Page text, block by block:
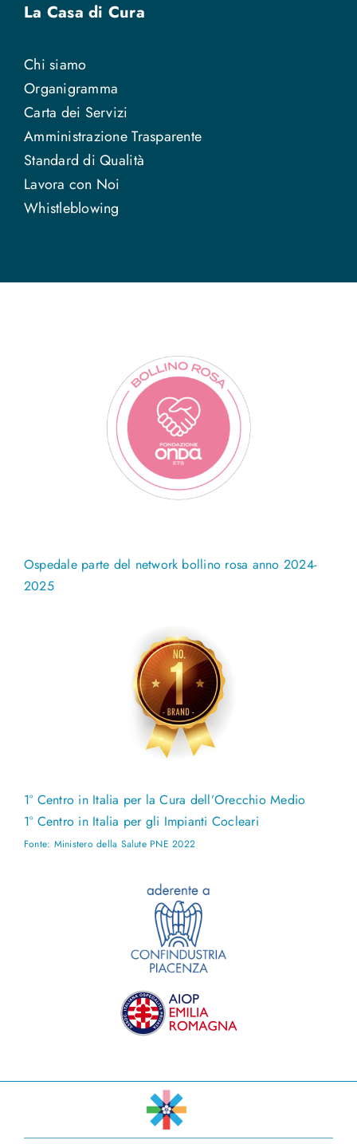
La Casa di Cura
Chi siamo
Organigramma
Carta dei Servizi
Amministrazione Trasparente
Standard di Qualità
Lavora con Noi
Whistleblowing
Ospedale parte del network bollino rosa anno 2024-
2025
1° Centro in Italia per la Cura dell’Orecchio Medio
1° Centro in Italia per gli Impianti Cocleari
Fonte: Ministero della Salute PNE 2022